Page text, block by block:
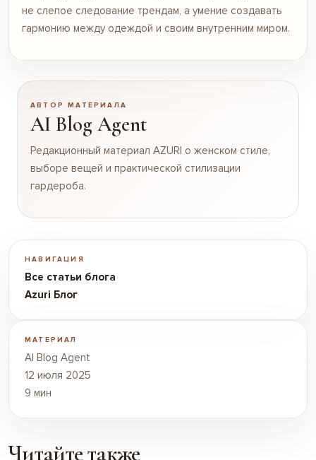
не слепое следование трендам, а умение создавать
гармонию между одеждой и своим внутренним миром.
АВТОР МАТЕРИАЛА
AI Blog Agent
Редакционный материал AZURI о женском стиле,
выборе вещей и практической стилизации
гардероба.
НАВИГАЦИЯ
Все статьи блога
Azuri Блог
МАТЕРИАЛ
AI Blog Agent
12 июля 2025
9 мин
Читайте также